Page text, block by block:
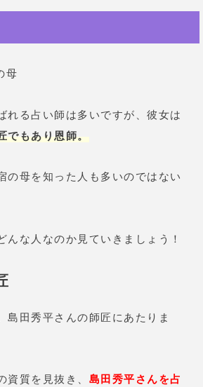
れる占い師は多いですが、彼女は
でもあり恩師。
の母を知った人も多いのではない
んな人なのか見ていきましょう！
島田秀平さんの師匠にあたりま
資質を見抜き、 島田秀平さんを占